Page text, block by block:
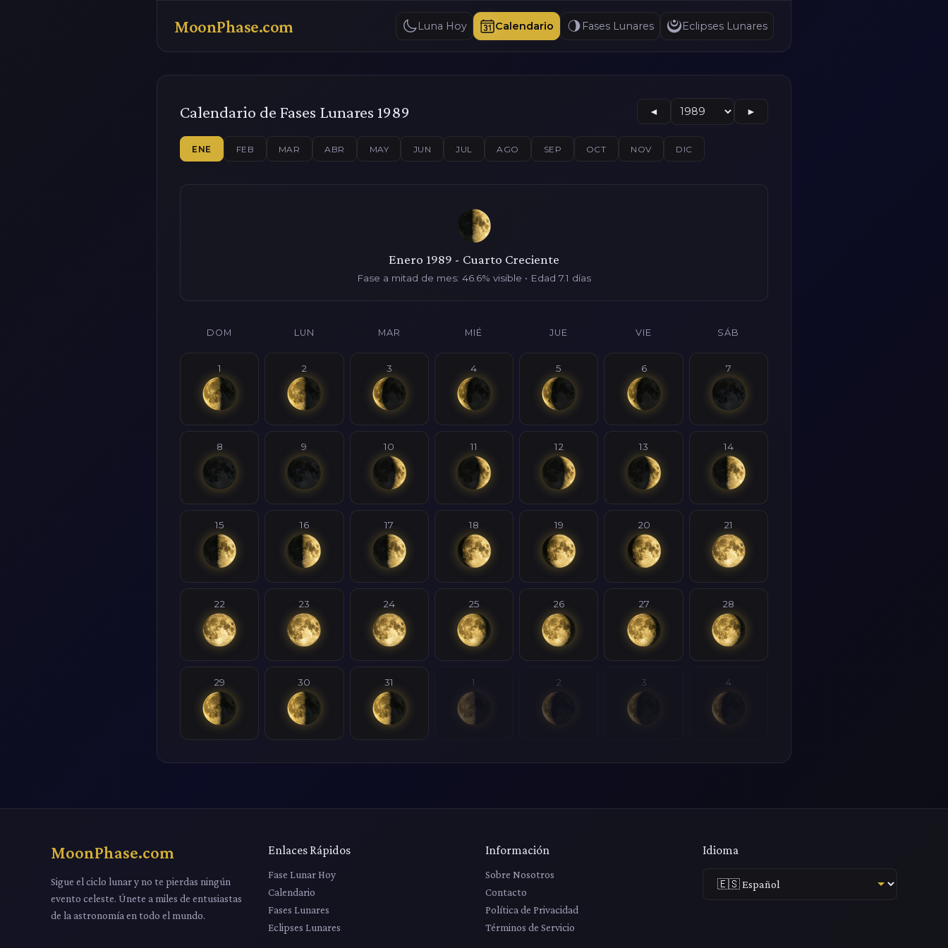
MoonPhase.com Luna Hoy Calendario Fases Lunares Eclipses Lunares
Calendario de Fases Lunares 1989 ◄ ►
ENE FEB MAR ABR MAY JUN JUL AGO SEP OCT NOV DIC
Enero 1989 - Cuarto Creciente
Fase a mitad de mes: 46.6% visible • Edad 7.1 días
DOM LUN MAR MIÉ JUE VIE SÁB
1 2 3 4 5 6 7
8 9 10 11 12 13 14
15 16 17 18 19 20 21
22 23 24 25 26 27 28
29 30 31 1 2 3 4
MoonPhase.com
Sigue el ciclo lunar y no te pierdas ningún
evento celeste. Únete a miles de entusiastas
de la astronomía en todo el mundo.
Enlaces Rápidos
Fase Lunar Hoy
Calendario
Fases Lunares
Eclipses Lunares
Información
Sobre Nosotros
Contacto
Política de Privacidad
Términos de Servicio
Idioma